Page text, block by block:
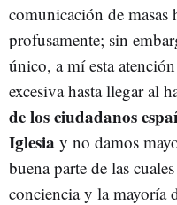
comunicación de masas
profusamente; sin
único, a mí esta
excesiva hasta llegar al
de los ciudadanos
Iglesia y no damos
buena parte de las
conciencia y la mayoría